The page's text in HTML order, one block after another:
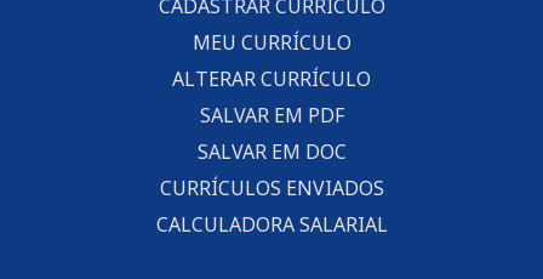
CADASTRAR CURRÍCULO
MEU CURRÍCULO
ALTERAR CURRÍCULO
SALVAR EM PDF
SALVAR EM DOC
CURRÍCULOS ENVIADOS
CALCULADORA SALARIAL